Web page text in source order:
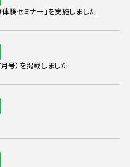
験セミナー」を実施しました
号）を掲載しました